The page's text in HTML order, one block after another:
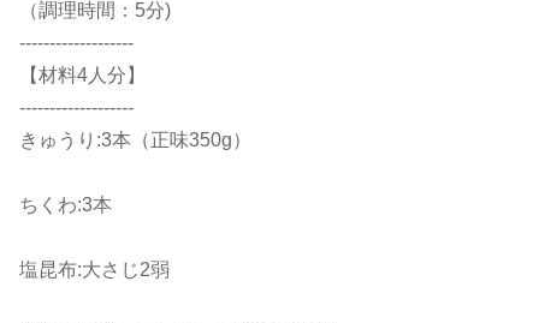
（調理時間：5分)
-------------------
【材料4人分】
-------------------
きゅうり:3本（正味350g）
ちくわ:3本
塩昆布:大さじ2弱